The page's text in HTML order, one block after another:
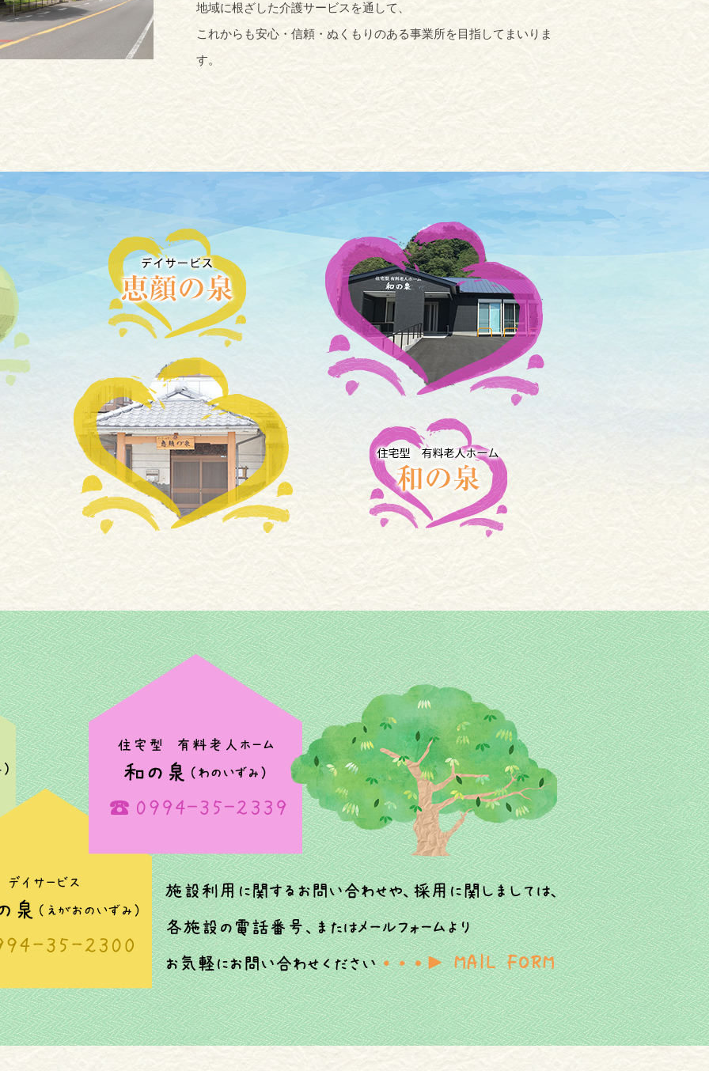
地域に根ざした介護サービスを通して、
これからも安心・信頼・ぬくもりのある事業所を目指してまいりま
す。